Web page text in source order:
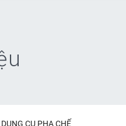
CỤ PHA CHẾ